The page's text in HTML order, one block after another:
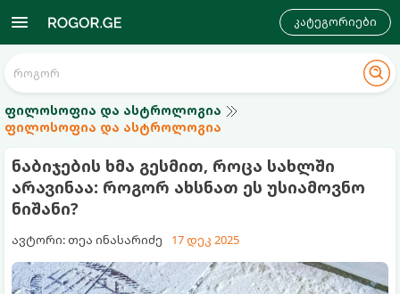
კატეგორიები
ფილოსოფია და ასტროლოგია
ფილოსოფია და ასტროლოგია
ნაბიჯების ხმა გესმით, როცა სახლში
არავინაა: როგორ ახსნათ ეს უსიამოვნო
ნიშანი?
ავტორი: თეა ინასარიძე 17 დეკ 2025